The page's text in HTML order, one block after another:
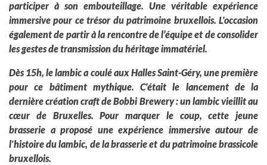
participer à son embouteillage. Une véritable expérience
immersive pour ce trésor du patrimoine bruxellois. L'occasion
également de partir à la rencontre de l’équipe et de consolider
les gestes de transmission du héritage immatériel.
Dès 15h, le lambic a coulé aux Halles Saint-Géry, une première
pour ce bâtiment mythique. C'était le lancement de la
dernière création craft de Bobbi Brewery : un lambic vieillit au
cœur de Bruxelles. Pour marquer le coup, cette jeune
brasserie a proposé une expérience immersive autour de
l'histoire du lambic, de la brasserie et du patrimoine brassicole
bruxellois.